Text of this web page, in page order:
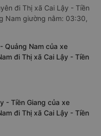
đi Thị xã Cai Lậy - Tiền
Nam giường nằm: 03:30,
Quảng Nam của xe
đi Thị xã Cai Lậy - Tiền
- Tiền Giang của xe
đi Thị xã Cai Lậy - Tiền